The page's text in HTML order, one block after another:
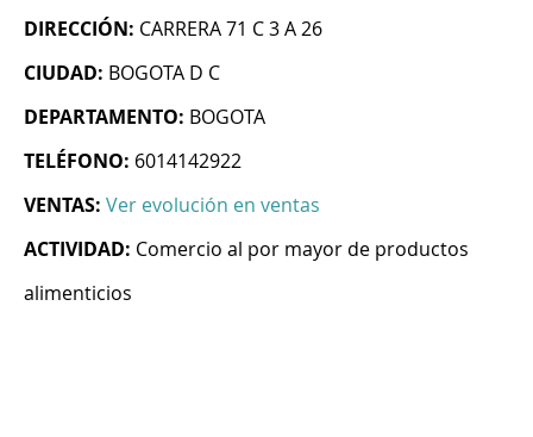
DIRECCIÓN: CARRERA 71 C 3 A 26
CIUDAD: BOGOTA D C
DEPARTAMENTO: BOGOTA
TELÉFONO: 6014142922
VENTAS: Ver evolución en ventas
ACTIVIDAD: Comercio al por mayor de productos
alimenticios